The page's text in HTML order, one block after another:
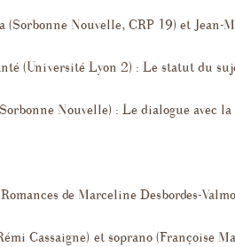
(Sorbonne Nouvelle, CRP 19) et
(Université Lyon 2) : Le statut du
Nouvelle) : Le dialogue avec
de Marceline Desbordes-
Cassaigne) et soprano (Françoise